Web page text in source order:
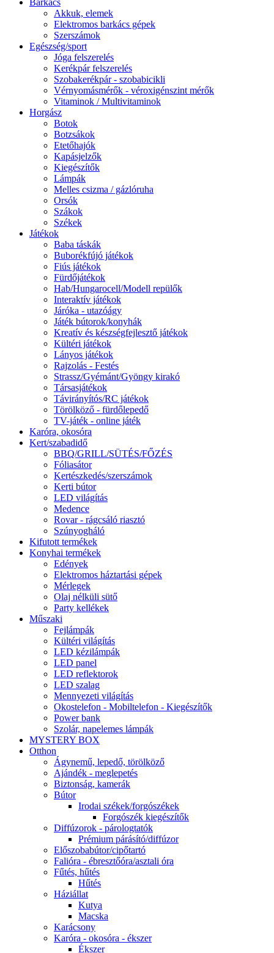
Akkuk, elemek
Elektromos barkács gépek
Szerszámok
Egészség/sport
Jóga felszerelés
Kerékpár felszerelés
Szobakerékpár - szobabicikli
Vérnyomásmérők - véroxigénszint mérők
Vitaminok / Multivitaminok
Horgász
Botok
Botzsákok
Etetőhajók
Kapásjelzők
Kiegészítők
Lámpák
Melles csizma / gázlóruha
Orsók
Szákok
Székek
Játékok
Baba táskák
Buborékfújó játékok
Fiús játékok
Fürdőjátékok
Hab/Hungarocell/Modell repülők
Interaktív játékok
Járóka - utazóágy
Játék bútorok/konyhák
Kreatív és készségfejlesztő játékok
Kültéri játékok
Lányos játékok
Rajzolás - Festés
Strassz/Gyémánt/Gyöngy kirakó
Társasjátékok
Távirányítós/RC játékok
Törölköző - fürdőlepedő
TV-játék - online játék
Karóra, okosóra
Kert/szabadidő
BBQ/GRILL/SÜTÉS/FŐZÉS
Fóliasátor
Kertészkedés/szerszámok
Kerti bútor
LED világítás
Medence
Rovar - rágcsáló riasztó
Szúnyogháló
Kifutott termékek
Konyhai termékek
Edények
Elektromos háztartási gépek
Mérlegek
Olaj nélküli sütő
Party kellékek
Műszaki
Fejlámpák
Kültéri világítás
LED kézilámpák
LED panel
LED reflektorok
LED szalag
Mennyezeti világítás
Okostelefon - Mobiltelefon - Kiegészítők
Power bank
Szolár, napelemes lámpák
MYSTERY BOX
Otthon
Ágynemű, lepedő, törölköző
Ajándék - meglepetés
Biztonság, kamerák
Bútor
Irodai székek/forgószékek
Forgószék kiegészítők
Diffúzorok - párologtatók
Prémium párásító/diffúzor
Előszobabútor/cipőtartó
Falióra - ébresztőóra/asztali óra
Fűtés, hűtés
Hűtés
Háziállat
Kutya
Macska
Karácsony
Karóra - okosóra - ékszer
Ékszer